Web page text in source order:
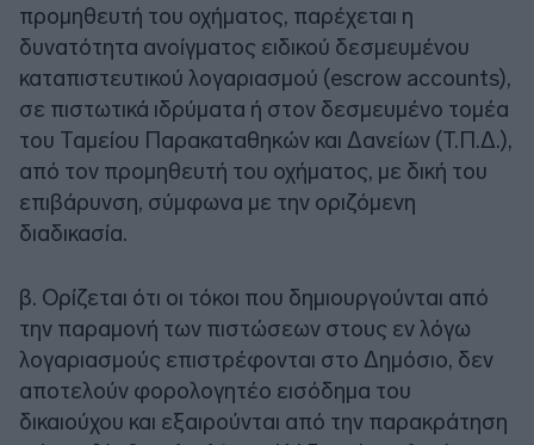
προμηθευτή του οχήματος, παρέχεται η
δυνατότητα ανοίγματος ειδικού δεσμευμένου
καταπιστευτικού λογαριασμού (escrow accounts),
σε πιστωτικά ιδρύματα ή στον δεσμευμένο τομέα
του Ταμείου Παρακαταθηκών και Δανείων (Τ.Π.Δ.),
από τον προμηθευτή του οχήματος, με δική του
επιβάρυνση, σύμφωνα με την οριζόμενη
διαδικασία.
β. Ορίζεται ότι οι τόκοι που δημιουργούνται από
την παραμονή των πιστώσεων στους εν λόγω
λογαριασμούς επιστρέφονται στο Δημόσιο, δεν
αποτελούν φορολογητέο εισόδημα του
δικαιούχου και εξαιρούνται από την παρακράτηση